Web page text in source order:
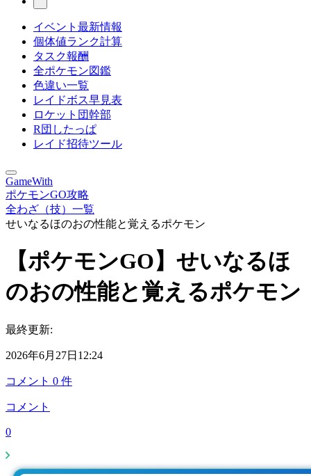
イベント最新情報
個体値ランク計算
タスク報酬
全ポケモン図鑑
色違い一覧
レイドボス早見表
ロケット団幹部
R団したっぱ
レイド招待ツール
GameWith
ポケモンGO攻略
全わざ（技）一覧
せいなるほのおの性能と覚えるポケモン
【ポケモンGO】せいなるほ
のおの性能と覚えるポケモン
最終更新:
2026年6月27日12:24
コメント 0 件
コメント
0